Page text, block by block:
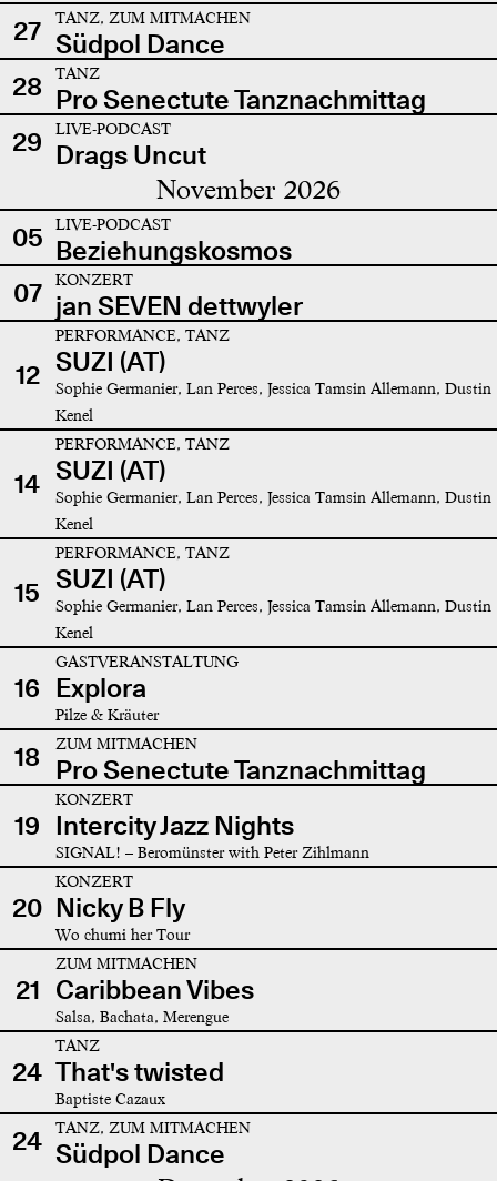
27 TANZ, ZUM MITMACHEN
Südpol Dance
28
TANZ
Pro Senectute Tanznachmittag
29
LIVE-PODCAST
Drags Uncut
November 2026
05 LIVE-PODCAST
Beziehungskosmos
07
KONZERT
jan SEVEN dettwyler
12
PERFORMANCE, TANZ
SUZI (AT)
Sophie Germanier, Lan Perces, Jessica Tamsin Allemann, Dustin
Kenel
14
PERFORMANCE, TANZ
SUZI (AT)
Sophie Germanier, Lan Perces, Jessica Tamsin Allemann, Dustin
Kenel
15
PERFORMANCE, TANZ
SUZI (AT)
Sophie Germanier, Lan Perces, Jessica Tamsin Allemann, Dustin
Kenel
16
GASTVERANSTALTUNG
Explora
Pilze & Kräuter
18 ZUM MITMACHEN
Pro Senectute Tanznachmittag
19
KONZERT
Intercity Jazz Nights
SIGNAL! – Beromünster with Peter Zihlmann
20
KONZERT
Nicky B Fly
Wo chumi her Tour
21
ZUM MITMACHEN
Caribbean Vibes
Salsa, Bachata, Merengue
24
TANZ
That's twisted
Baptiste Cazaux
24 TANZ, ZUM MITMACHEN
Südpol Dance